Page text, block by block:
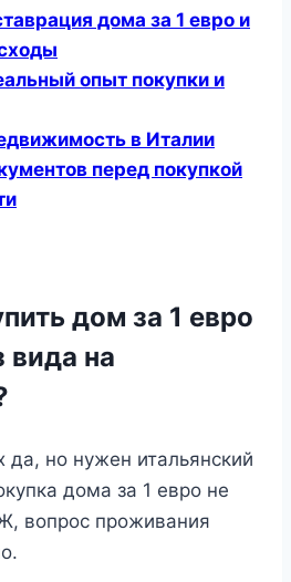
дома за 1 евро и
опыт покупки и
в Италии
перед покупкой
дом за 1 евро
вида на
да, но нужен итальянский
дома за 1 евро не
вопрос проживания